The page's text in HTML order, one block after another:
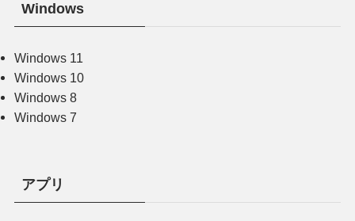
Windows
Windows 11
Windows 10
Windows 8
Windows 7
アプリ